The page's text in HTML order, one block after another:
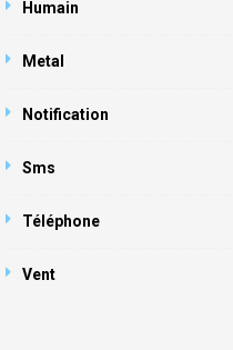
Humain
Metal
Notification
Sms
Téléphone
Vent